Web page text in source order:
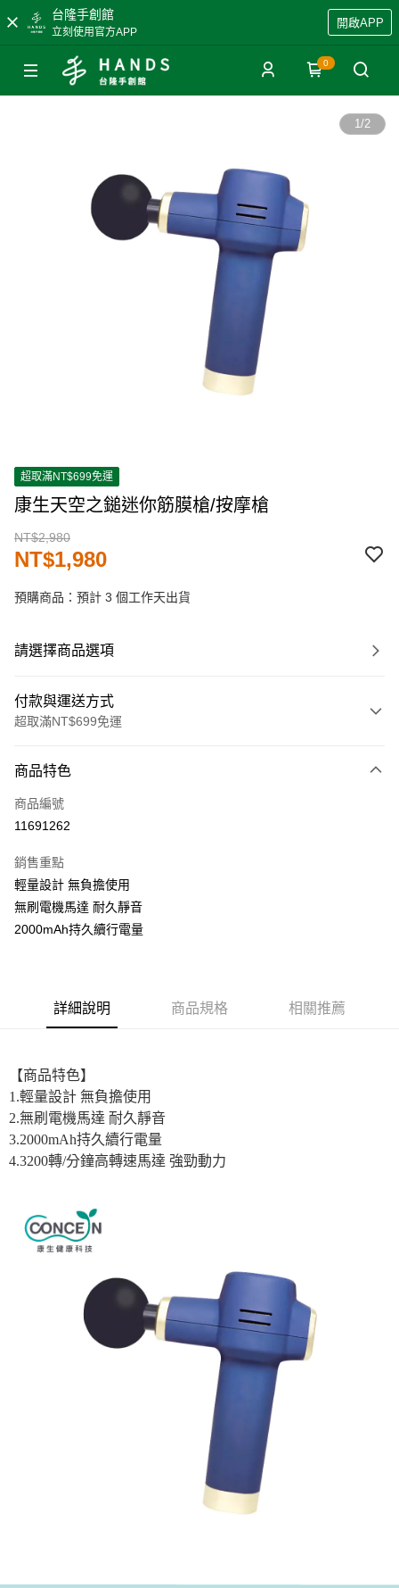
台隆手創館
立刻使用官方APP
開啟APP
0
1/2
超取滿NT$699免運
康生天空之鎚迷你筋膜槍/按摩槍
NT$2,980
NT$1,980
預購商品：預計 3 個工作天出貨
請選擇商品選項
付款與運送方式
超取滿NT$699免運
信用卡一次付款
超商取貨付款
街口支付
悠遊付
相關說明
１．簡單：不需註冊會員、不需綁卡、不需儲值。
２．便利：只要手機號碼，簡訊認證，即可結帳。
３．安心：先確認商品／服務後，再付款。
【「AFTEE先享後付」結帳流程】
１．於結帳方式選擇「AFTEE先享後付」後，將跳轉至「AFTEE先享後付」
結帳頁面，進行簡訊認證並確認金額後，即可完成結帳。
ATM／網路銀行／等多元方式進行付款，方視為交易完成。
※ 請注意：結帳手續完成當下不需立刻繳費，但若您需要取消訂單，請聯絡
購買商品的店家。未經商家同意取消之訂單仍視為有效，需透過AFTEE先享
※ 交易是否成功請以「AFTEE先享後付 」之結帳頁面顯示為準，若有關於
是否繳費成功／繳費後需取消欲退款等相關疑問，請聯繫「AFTEE先享後付
客戶支援中心」
https://netprotections.freshdesk.com/support/home
１．透過由恩沛科技股份有限公司提供之「AFTEE先享後付」服務完成之交
易，需依本服務之必要範圍內提供個人資料，並將交易相關給付款項請求債
２．關於個人資料處理事宜，請瀏覽以下網址：
３．未成年的使用者請事先徵得法定代理人或監護人之同意方可使用
「AFTEE先享後付」，若未經同意申辦者引起之損失，本公司不負相關責
４．使用「AFTEE先享後付」時，將依據個別帳號之用戶狀況，依本公司即
時審查核予不同之上限額度；若仍有額度不足之情形，本公司將視審查結果
運送方式
全家取貨付款
每筆NT$60，滿NT$699(含以上)免運費
付款後全家取貨
7-11取貨付款
每筆NT$60，滿NT$699(含以上)免運費
付款後7-11取貨
每筆NT$60，滿NT$699(含以上)免運費
每筆NT$80，滿NT$1,000(含以上)免運費
商品特色
商品編號
11691262
銷售重點
輕量設計 無負擔使用
無刷電機馬達 耐久靜音
2000mAh持久續行電量
詳細說明 商品規格 相關推薦
【商品特色】
1.輕量設計 無負擔使用
2.無刷電機馬達 耐久靜音
3.2000mAh持久續行電量
4.3200轉/分鐘高轉速馬達 強勁動力